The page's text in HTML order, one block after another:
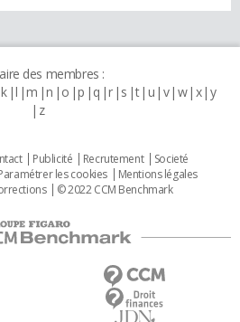
des membres :
k l m n o p q r s t u v w x y
z
Publicité Recrutement
Societé
les cookies
Mentions légales
© 2022 CCM Benchmark